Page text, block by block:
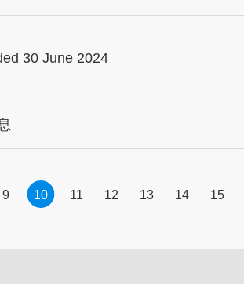
30 June 2024
9 10 11 12 13 14 15